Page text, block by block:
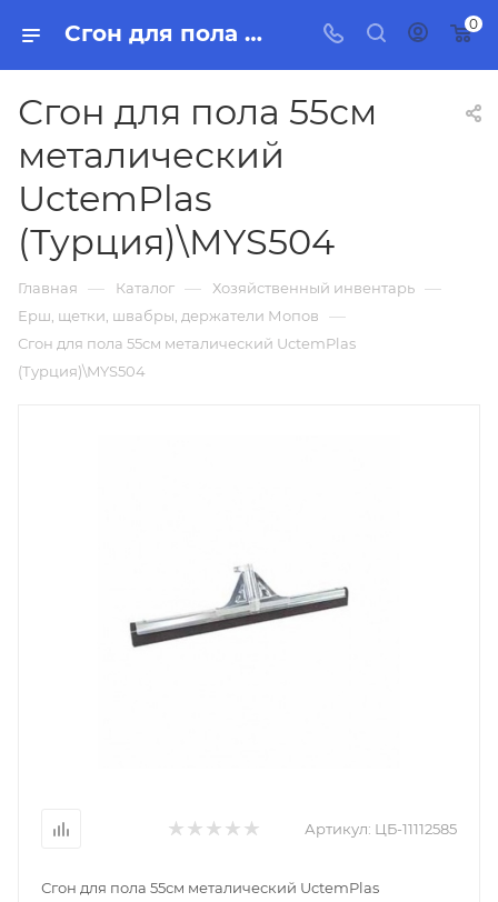
Сгон для пола 55см металический UctemPlas (Турция)\MYS504, бытовая химия, товары для уборки для дома и офиса. 0
Сгон для пола 55см
металический
UctemPlas
(Турция)\MYS504
Главная — Каталог — Хозяйственный инвентарь —
Ерш, щетки, швабры, держатели Мопов —
Сгон для пола 55см металический UctemPlas
(Турция)\MYS504
Артикул: ЦБ-11112585
Сгон для пола 55см металический UctemPlas